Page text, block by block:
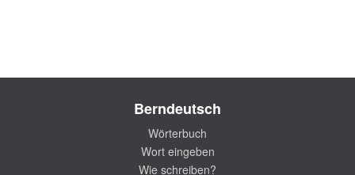
Berndeutsch
Wörterbuch
Wort eingeben
Wie schreiben?